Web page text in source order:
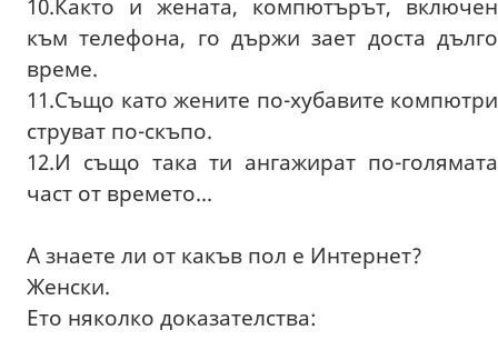
10.Както и жената, компютърът, включен
към телефона, го държи зает доста дълго
време.
11.Също като жените по-хубавите компютри
струват по-скъпо.
12.И също така ти ангажират по-голямата
част от времето...
A знаете ли от какъв пол е Интернет?
Женски.
Ето няколко доказателства: